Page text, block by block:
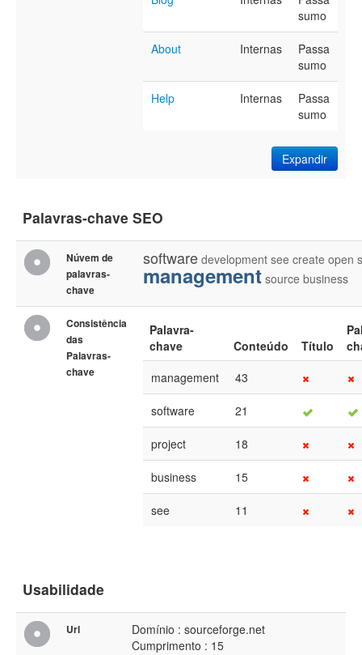
sumo
About Internas
Passa
sumo
Help Internas
Passa
sumo
Expandir
Palavras-chave SEO
Núvem de
palavras-
chave
software development see create open
management source business
Consistência
das
Palavras-
chave
Palavra-
chave
Conteúdo Título
management
43
software 21
project 18
business 15
see 11
Usabilidade
Url
Domínio : sourceforge.net
Cumprimento : 15